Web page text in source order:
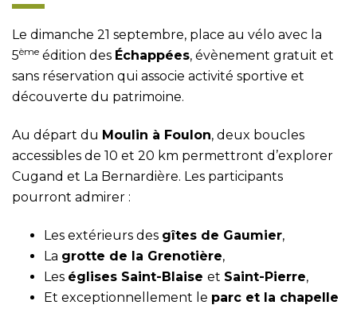
Le dimanche 21 septembre, place au vélo avec la
5ème édition des Échappées, évènement gratuit et
sans réservation qui associe activité sportive et
découverte du patrimoine.
Au départ du Moulin à Foulon, deux boucles
accessibles de 10 et 20 km permettront d’explorer
Cugand et La Bernardière. Les participants
pourront admirer :
Les extérieurs des gîtes de Gaumier,
La grotte de la Grenotière,
Les églises Saint-Blaise et Saint-Pierre,
Et exceptionnellement le parc et la chapelle